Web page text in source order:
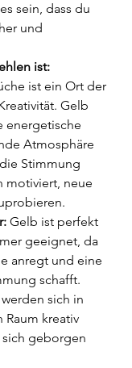
sein, dass du
und
ist:
ist ein Ort der
Gelb
energetische
Atmosphäre
Stimmung
motiviert, neue
Gelb ist perfekt
geeignet, da
anregt und eine
schafft.
sich in
kreativ
geborgen